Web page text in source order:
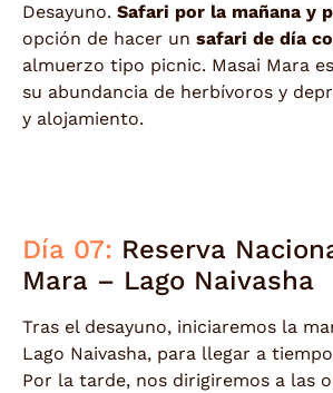
Desayuno. Safari por la mañana y
opción de hacer un safari de día
almuerzo tipo picnic. Masai Mara
su abundancia de herbívoros y
y alojamiento.
Día 07: Reserva
Mara – Lago Naivasha
Tras el desayuno, iniciaremos la
Lago Naivasha, para llegar a
Por la tarde, nos dirigiremos a las